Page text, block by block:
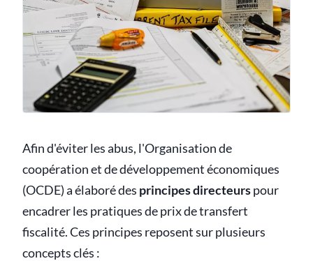
Afin d'éviter les abus, l'Organisation de
coopération et de développement économiques
(OCDE) a élaboré des principes directeurspour
encadrer les pratiques de prix de transfert
fiscalité. Ces principes reposent sur plusieurs
concepts clés :